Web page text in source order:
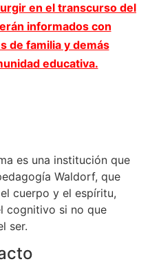
en el transcurso del
informados con
de familia y demás
educativa.
es una institución que
Waldorf, que
cuerpo y el espíritu,
cognitivo si no que
ser.